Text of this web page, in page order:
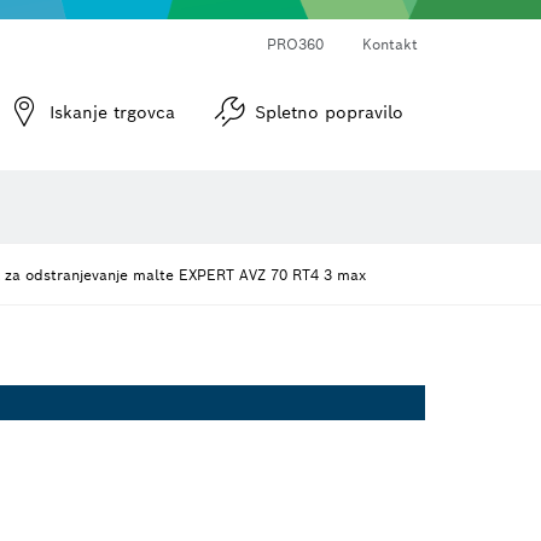
PRO360 Kontakt
Iskanje trgovca Spletno popravilo
za odstranjevanje malte EXPERT AVZ 70 RT4 3 max